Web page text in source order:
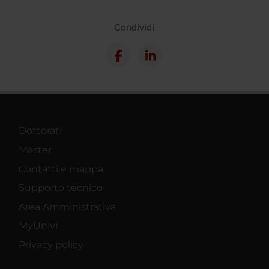
Condividi
Dottorati
Master
Contatti e mappa
Supporto tecnico
Area Amministrativa
MyUnivr
Privacy policy